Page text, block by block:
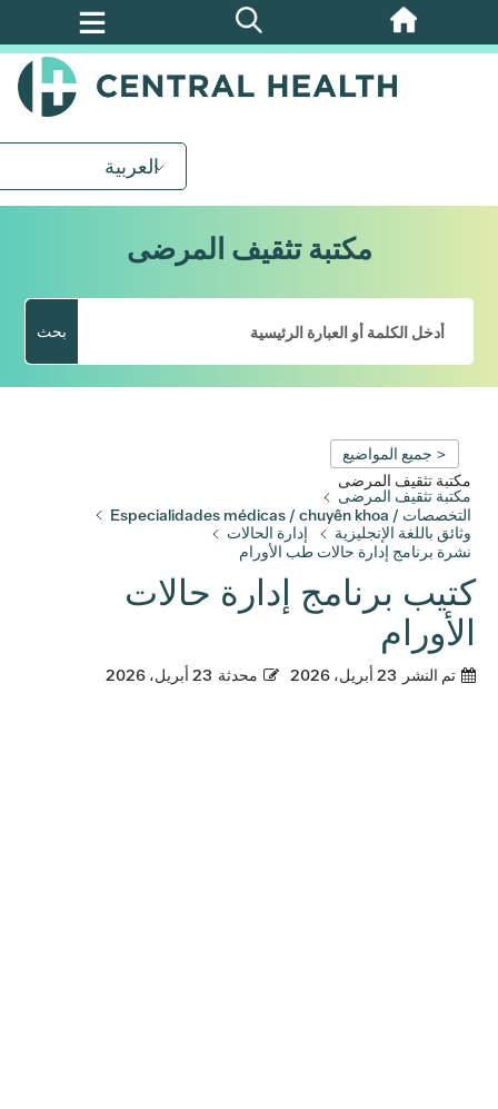
تخطي
العربية
مكتبة تثقيف المرضى
بحث
< جميع المواضيع
مكتبة تثقيف المرضى
مكتبة تثقيف المرضى
التخصصات / Especialidades médicas / chuyên khoa
وثائق باللغة الإنجليزية
إدارة الحالات
نشرة برنامج إدارة حالات طب الأورام
كتيب برنامج إدارة حالات
الأورام
تم النشر 23 أبريل، 2026 محدثة 23 أبريل، 2026